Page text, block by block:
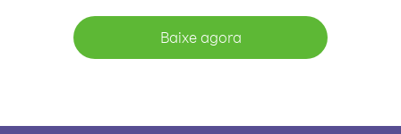
Baixe agora